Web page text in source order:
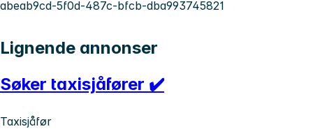
abeab9cd-5f0d-487c-bfcb-dba993745821
Lignende annonser
Søker taxisjåfører ✔️
Taxisjåfør